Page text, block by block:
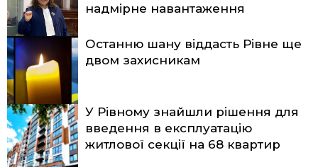
надмірне навантаження
Останню шану віддасть Рівне ще
двом захисникам
У Рівному знайшли рішення для
введення в експлуатацію
житлової секції на 68 квартир